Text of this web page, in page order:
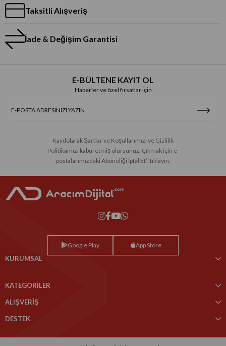
Taksitli Alışveriş
İade & Değişim Garantisi
E-BÜLTENE KAYIT OL
Haberler ve özel fırsatlar için
Kaydolarak Şartlar ve Koşullarımızı ve Gizlilik
Politikamızı kabul etmiş olursunuz. Çıkmak için e-
postalarımızdaki Aboneliği İptal Et’i tıklayın.
Google Play App Store
KURUMSAL
KATEGORİLER
ALIŞVERİŞ
DESTEK